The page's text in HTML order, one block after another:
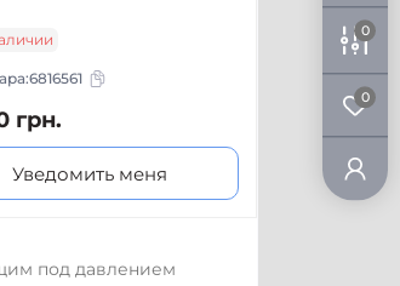
0
0
6816561
грн.
Уведомить меня
под давлением